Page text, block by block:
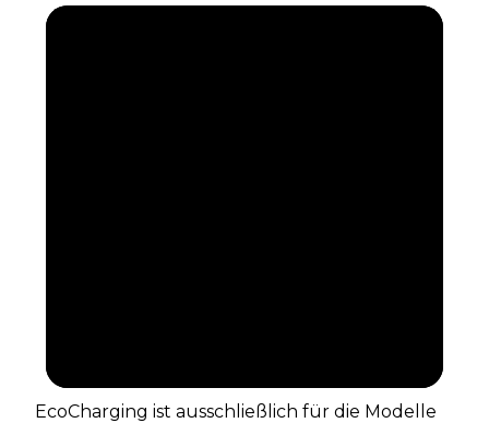
EcoCharging ist ausschließlich für die Modelle